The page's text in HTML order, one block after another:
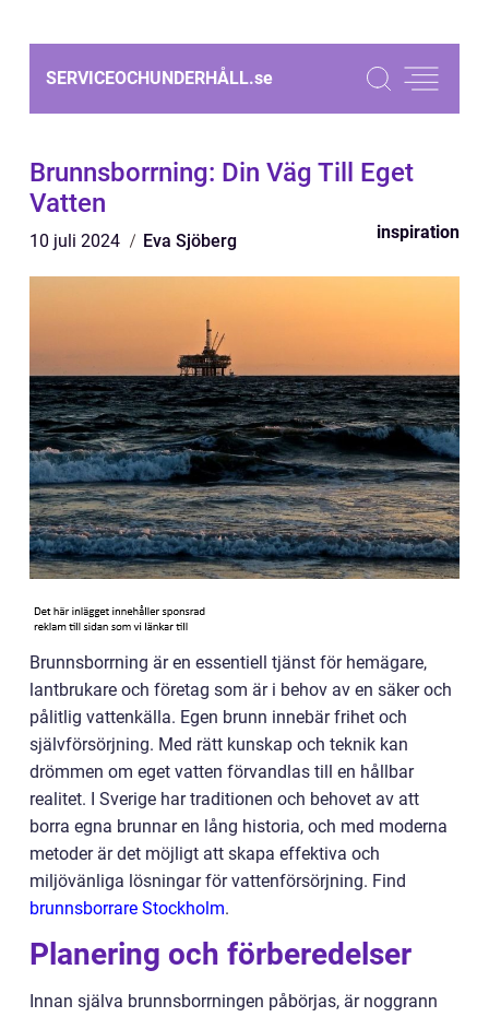
SERVICEOCHUNDERHÅLL.se
Brunnsborrning: Din Väg Till Eget
Vatten
10 juli 2024 Eva Sjöberg inspiration
Brunnsborrning är en essentiell tjänst för hemägare,
lantbrukare och företag som är i behov av en säker och
pålitlig vattenkälla. Egen brunn innebär frihet och
självförsörjning. Med rätt kunskap och teknik kan
drömmen om eget vatten förvandlas till en hållbar
realitet. I Sverige har traditionen och behovet av att
borra egna brunnar en lång historia, och med moderna
metoder är det möjligt att skapa effektiva och
miljövänliga lösningar för vattenförsörjning. Find
brunnsborrare Stockholm.
Planering och förberedelser
Innan själva brunnsborrningen påbörjas, är noggrann